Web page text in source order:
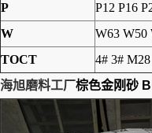
P
P12 P16
W
W63 W50
TOCT
4# 3#
海旭磨料工厂棕色金刚砂